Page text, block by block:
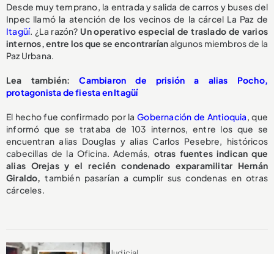
Desde muy temprano, la entrada y salida de carros y buses del
Inpec llamó la atención de los vecinos de la cárcel La Paz de
Itagüí. ¿La razón? Un operativo especial de traslado de varios
internos, entre los que se encontraríanalgunos miembros de la
Paz Urbana.
Lea también:Cambiaron de prisión a alias Pocho,
protagonista de fiesta en Itagüí
El hecho fue confirmado por laGobernación de Antioquia, que
informó que se trataba de 103 internos, entre los que se
encuentran alias Douglas y alias Carlos Pesebre, históricos
cabecillas de la Oficina. Además, otras fuentes indican que
alias Orejas y el recién condenado exparamilitar Hernán
Giraldo,también pasarían a cumplir sus condenas en otras
cárceles.